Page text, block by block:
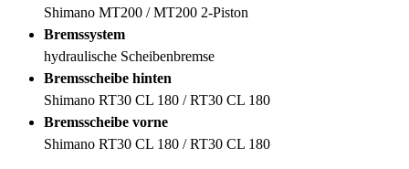
Shimano MT200 / MT200 2-Piston
Bremssystem
hydraulische Scheibenbremse
Bremsscheibe hinten
Shimano RT30 CL 180 / RT30 CL 180
Bremsscheibe vorne
Shimano RT30 CL 180 / RT30 CL 180